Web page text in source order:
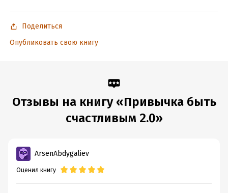
Поделиться
Опубликовать свою книгу
Отзывы на книгу «Привычка быть
счастливым 2.0»
ArsenAbdygaliev
Оценил книгу